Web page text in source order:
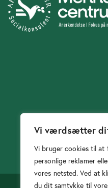
Vi værdsætter
Vi bruger cookies til at
personlige reklamer
vores netsted. Ved at
du dit samtykke til